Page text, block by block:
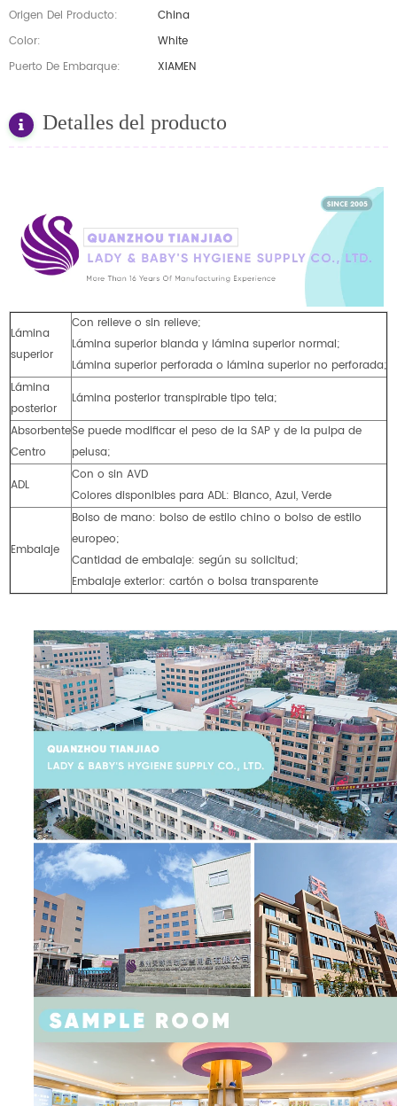
Origen Del Producto:
China
Color:
White
Puerto De Embarque:
XIAMEN
Detalles del producto
Lámina
superior
Con relieve o sin relieve;
Lámina superior blanda y lámina superior normal;
Lámina superior perforada o lámina superior no perforada;
Lámina
posterior
Lámina posterior transpirable tipo tela;
Absorbente
Centro
Se puede modificar el peso de la SAP y de la pulpa de
pelusa;
ADL
Con o sin AVD
Colores disponibles para ADL: Blanco, Azul, Verde
Embalaje
Bolso de mano: bolso de estilo chino o bolso de estilo
europeo;
Cantidad de embalaje: según su solicitud;
Embalaje exterior: cartón o bolsa transparente